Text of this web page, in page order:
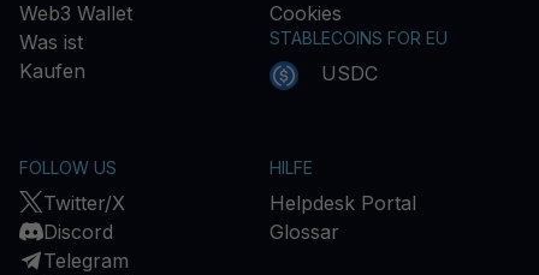
Web3 Wallet
Was ist
Kaufen
Cookies
STABLECOINS FOR EU
USDC
FOLLOW US
Twitter/X
Discord
Telegram
HILFE
Helpdesk Portal
Glossar